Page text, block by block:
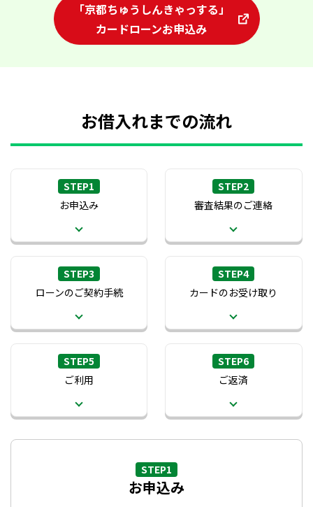
「京都ちゅうしんきゃっする」
カードローンお申込み
お借入れまでの流れ
STEP1
お申込み
STEP2
審査結果のご連絡
STEP3
ローンのご契約手続
STEP4
カードのお受け取り
STEP5
ご利用
STEP6
ご返済
STEP1
お申込み